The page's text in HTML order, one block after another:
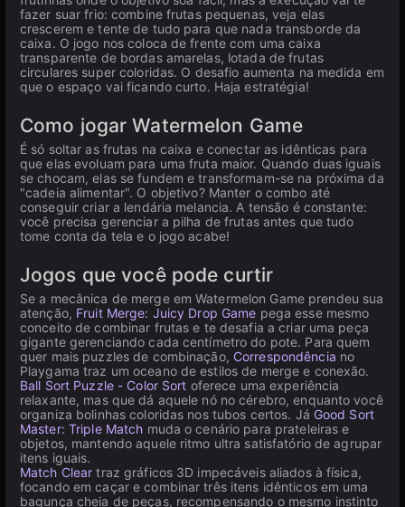
fazer suar frio: combine frutas pequenas, veja elas
crescerem e tente de tudo para que nada transborde da
caixa. O jogo nos coloca de frente com uma caixa
transparente de bordas amarelas, lotada de frutas
circulares super coloridas. O desafio aumenta na medida em
que o espaço vai ficando curto. Haja estratégia!
Como jogar Watermelon Game
É só soltar as frutas na caixa e conectar as idênticas para
que elas evoluam para uma fruta maior. Quando duas iguais
se chocam, elas se fundem e transformam-se na próxima da
"cadeia alimentar". O objetivo? Manter o combo até
conseguir criar a lendária melancia. A tensão é constante:
você precisa gerenciar a pilha de frutas antes que tudo
tome conta da tela e o jogo acabe!
Jogos que você pode curtir
Se a mecânica de merge em Watermelon Game prendeu sua
atenção, Fruit Merge: Juicy Drop Game pega esse mesmo
conceito de combinar frutas e te desafia a criar uma peça
gigante gerenciando cada centímetro do pote. Para quem
quer mais puzzles de combinação, Correspondência no
Playgama traz um oceano de estilos de merge e conexão.
Ball Sort Puzzle - Color Sort oferece uma experiência
relaxante, mas que dá aquele nó no cérebro, enquanto você
organiza bolinhas coloridas nos tubos certos. Já Good Sort
Master: Triple Match muda o cenário para prateleiras e
objetos, mantendo aquele ritmo ultra satisfatório de agrupar
itens iguais.
Match Clear traz gráficos 3D impecáveis aliados à física,
focando em caçar e combinar três itens idênticos em uma
bagunça cheia de peças, recompensando o mesmo instinto